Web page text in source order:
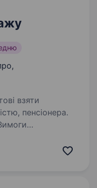
взяти
пенсіонера.
роботи